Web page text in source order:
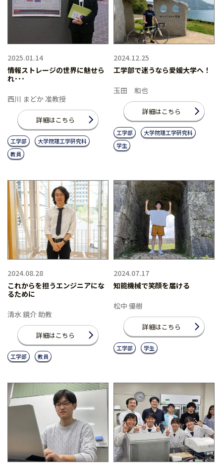
2025.01.14
情報ストレージの世界に魅せら
れ･･･
西川 まどか 准教授
詳細はこちら
工学部
大学院理工学研究科
教員
2024.12.25
工学部で迷うなら愛媛大学へ！
玉田 和也
詳細はこちら
工学部
大学院理工学研究科
学生
2024.08.28
これからを担うエンジニアにな
るために
清水 鏡介 助教
詳細はこちら
工学部 教員
2024.07.17
知能機械で笑顔を届ける
松中 優樹
詳細はこちら
工学部 学生